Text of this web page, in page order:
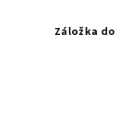
Záložka